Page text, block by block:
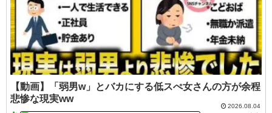
【動画】「弱男w」とバカにする低スぺ女さんの方が余程
悲惨な現実ww
2026.08.04